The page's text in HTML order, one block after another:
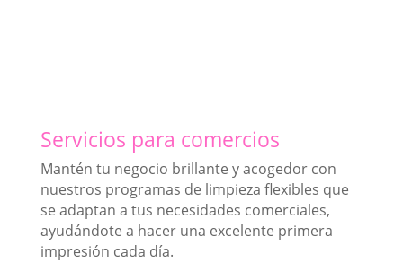
Servicios para comercios
Mantén tu negocio brillante y acogedor con
nuestros programas de limpieza flexibles que
se adaptan a tus necesidades comerciales,
ayudándote a hacer una excelente primera
impresión cada día.